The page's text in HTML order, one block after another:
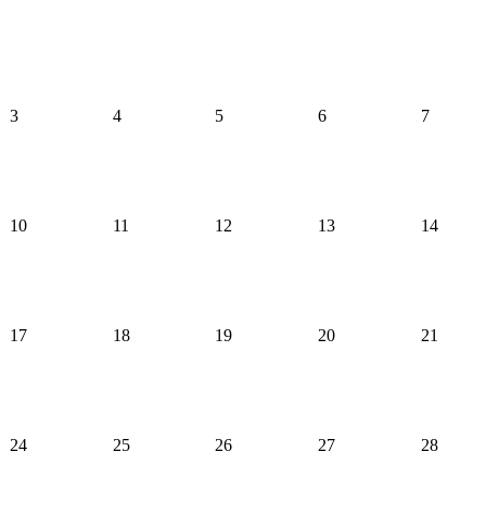
3 4 5 6 7
10 11 12 13 14
17 18 19 20 21
24 25 26 27 28